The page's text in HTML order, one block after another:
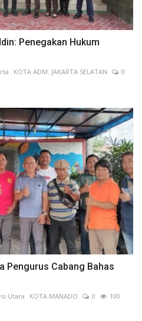
Penegakan Hukum
KOTA ADM. JAKARTA SELATAN
0
Pengurus Cabang Bahas
Utara KOTA MANADO 0
100